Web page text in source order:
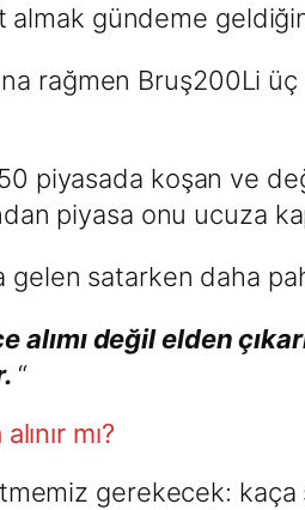
gündeme
rağmen Bruş200Li
piyasada koşan ve
piyasa onu ucuza
gelen satarken daha
alımı değil elden
“
mı?
gerekecek: